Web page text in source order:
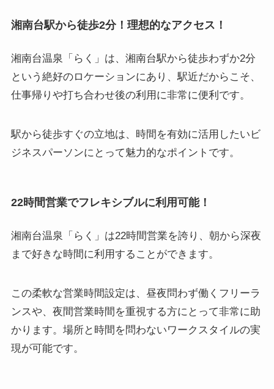
湘南台駅から徒歩2分！理想的なアクセス！
湘南台温泉「らく」は、湘南台駅から徒歩わずか2分
という絶好のロケーションにあり、駅近だからこそ、
仕事帰りや打ち合わせ後の利用に非常に便利です。
駅から徒歩すぐの立地は、時間を有効に活用したいビ
ジネスパーソンにとって魅力的なポイントです。
22時間営業でフレキシブルに利用可能！
湘南台温泉「らく」は22時間営業を誇り、朝から深夜
まで好きな時間に利用することができます。
この柔軟な営業時間設定は、昼夜問わず働くフリーラ
ンスや、夜間営業時間を重視する方にとって非常に助
かります。場所と時間を問わないワークスタイルの実
現が可能です。